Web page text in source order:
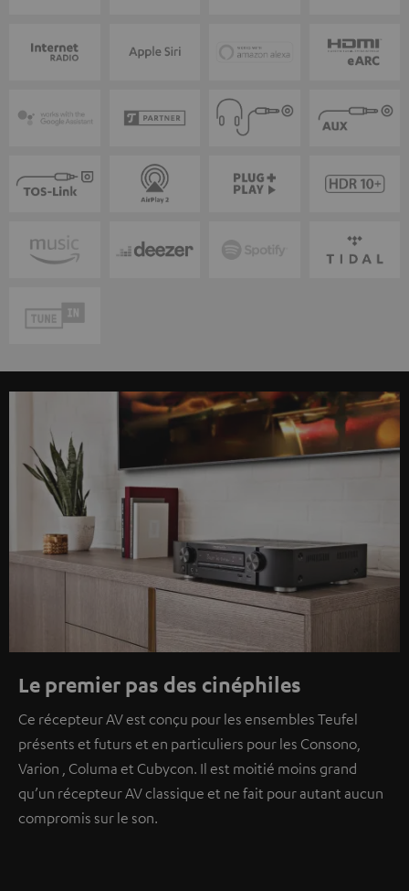
Le premier pas des cinéphiles
Ce récepteur AV est conçu pour les ensembles Teufel
présents et futurs et en particuliers pour les Consono,
Varion , Columa et Cubycon. Il est moitié moins grand
qu’un récepteur AV classique et ne fait pour autant aucun
compromis sur le son.